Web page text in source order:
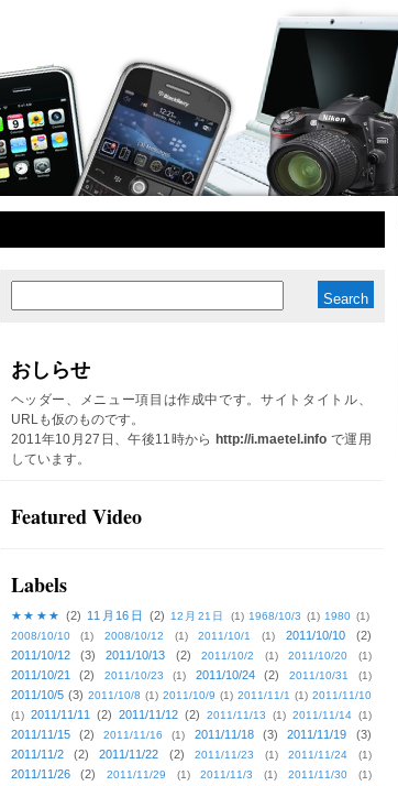
おしらせ
ヘッダー、メニュー項目は作成中です。サイトタイトル、
URLも仮のものです。
2011年10月27日、午後11時から http://i.maetel.info で運用
しています。
Featured Video
Labels
★★★★ (2) 11月16日 (2) 12月21日 (1) 1968/10/3 (1) 1980 (1)
2008/10/10
(1) 2008/10/12 (1) 2011/10/1 (1) 2011/10/10
(2)
2011/10/12
(3) 2011/10/13 (2) 2011/10/2 (1) 2011/10/20 (1)
2011/10/21 (2) 2011/10/23 (1) 2011/10/24 (2) 2011/10/31 (1)
2011/10/5 (3) 2011/10/8 (1) 2011/10/9 (1) 2011/11/1 (1) 2011/11/10
(1) 2011/11/11 (2) 2011/11/12 (2) 2011/11/13 (1) 2011/11/14 (1)
2011/11/15 (2) 2011/11/16 (1) 2011/11/18 (3) 2011/11/19
(3)
2011/11/2
(2) 2011/11/22 (2) 2011/11/23 (1) 2011/11/24 (1)
2011/11/26 (2) 2011/11/29 (1) 2011/11/3 (1) 2011/11/30 (1)